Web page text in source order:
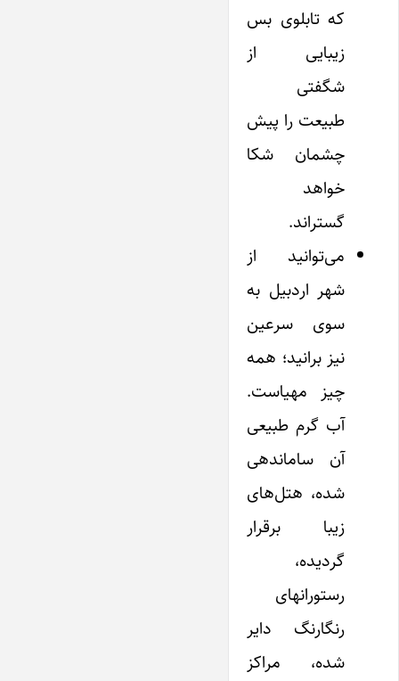
که تابلوی بس
زیبایی از
شگفتی
طبیعت را پیش
چشمان شکا
خواهد
گستراند.
می‌توانید از
شهر اردبیل به
سوی سرعین
نیز برانید؛ همه
چیز مهیاست.
آب گرم طبیعی
آن ساماندهی
شده، هتل‌های
زیبا برقرار
گردیده،
رستورانهای
رنگارنگ دایر
شده، مراکز